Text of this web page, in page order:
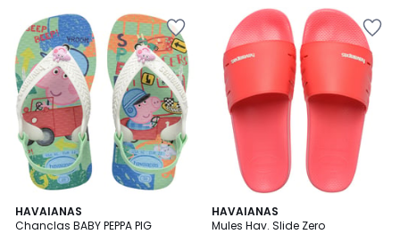
HAVAIANAS
Chanclas BABY PEPPA PIG
HAVAIANAS
Mules Hav. Slide Zero
5
/